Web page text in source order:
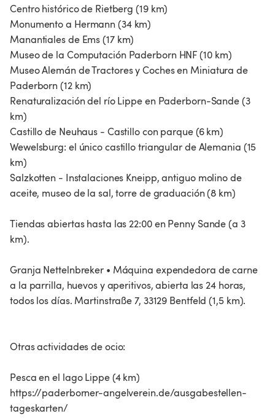
Centro histórico de Rietberg (19 km)
Monumento a Hermann (34 km)
Manantiales de Ems (17 km)
Museo de la Computación Paderborn HNF (10 km)
Museo Alemán de Tractores y Coches en Miniatura de
Paderborn (12 km)
Renaturalización del río Lippe en Paderborn-Sande (3
km)
Castillo de Neuhaus - Castillo con parque (6 km)
Wewelsburg: el único castillo triangular de Alemania (15
km)
Salzkotten - Instalaciones Kneipp, antiguo molino de
aceite, museo de la sal, torre de graduación (8 km)
Tiendas abiertas hasta las 22:00 en Penny Sande (a 3
km).
Granja Nettelnbreker • Máquina expendedora de carne
a la parrilla, huevos y aperitivos, abierta las 24 horas,
todos los días. Martinstraße 7, 33129 Bentfeld (1,5 km).
Otras actividades de ocio:
Pesca en el lago Lippe (4 km)
https://paderborner-angelverein.de/ausgabestellen-
tageskarten/